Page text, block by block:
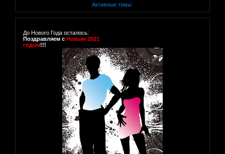
Активные темы
До Нового Года осталось:
Поздравляем с Новым 2021
годом!!!